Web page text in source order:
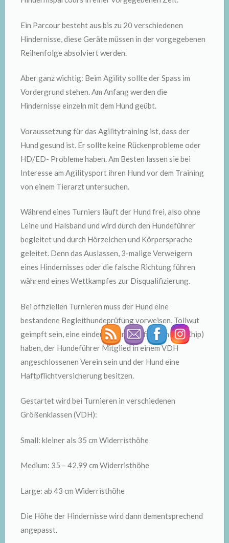
Ein Parcour besteht aus bis zu 20 verschiedenen
Hindernisse, diese Geräte müssen in der vorgegebenen
Reihenfolge absolviert werden.
Aber ganz wichtig: Beim Agility sollte der Spass im
Vordergrund stehen. Am Anfang werden die
Hindernisse einzeln mit dem Hund geübt.
Voraussetzung für das Agilitytraining ist, dass der
Hund gesund ist. Er sollte keine Rückenprobleme oder
HD/ED- Probleme haben. Am Besten lassen sie bei
Interesse am Agilitysport ihren Hund vor dem Training
von einem Tierarzt untersuchen.
Während eines Turniers läuft der Hund frei, also ohne
Leine und Halsband und wird durch den Hundeführer
begleitet und durch Hörzeichen und Körpersprache
geleitet. Denn das Auslassen, 3-malige Verweigern
eines Hindernisses oder die falsche Richtung führen
während eines Wettkampfes zur Disqualifizierung.
Bei offiziellen Turnieren muss der Hund eine
bestandene Begleithundeprüfung vorweisen, Tollwut
geimpft sein, eine eindeutige Indentifikation (z.B. Chip)
haben, der Hundeführer Mitglied in einem VDH
angeschlossenen Verein sein und der Hund eine
Haftpflichtversicherung besitzen.
Gestartet wird bei Turnieren in verschiedenen
Größenklassen (VDH):
Small: kleiner als 35 cm Widerristhöhe
Medium: 35 – 42,99 cm Widerristhöhe
Large: ab 43 cm Widerristhöhe
Die Höhe der Hindernisse wird dann dementsprechend
angepasst.